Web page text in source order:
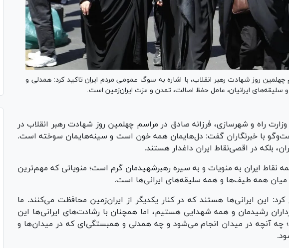
چهلمین روز شهادت رهبر انقلاب، با اشاره به سوگ عمومی مردم ایران تاکید کرد: همدلی و
ایرانیان، عامل حفظ اصالت، تمدن و عزت ایران‌زمین است.
راه و شهرسازی، فرزانه صادق در مراسم چهلمین روز شهادت رهبر انقلاب در
با خبرنگاران گفت: دل‌هایمان همه خون است و سینه‌هایمان سوخته است.
بلکه در اقصی‌نقاط ایران داغدار هستند.
نقاط ایران به منویات و به سیره رهبرشهیدمان گرم است؛ منویاتی که مهم‌ترین
میان همه طیف‌ها و همه سلیقه‌های ایرانی‌ها است.
این ایرانی‌ها هستند که در کنار یکدیگر از ایران‌زمین محافظت می‌کنند. ما
رشیدمان و همه شهدایی هستیم، اما همچنان با رشادت‌های ایرانی‌ها این
چه آنچه در میدان انجام می‌شود و چه همدلی و همبستگی‌ای که در میدان‌ها و